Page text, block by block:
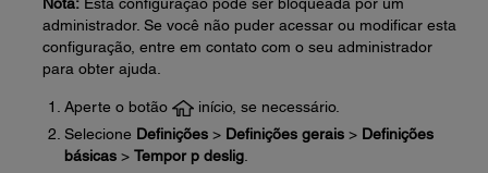
administrador. Se você não puder acessar ou modificar esta
configuração, entre em contato com o seu administrador
para obter ajuda.
Aperte o botão
início, se necessário.
Selecione Definições > Definições gerais > Definições
básicas > Tempor p deslig